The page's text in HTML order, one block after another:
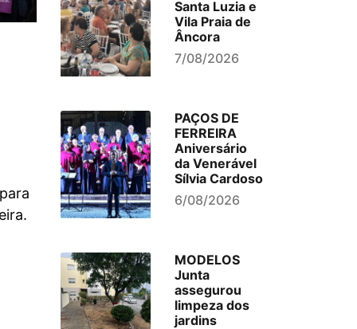
Santa Luzia e
Vila Praia de
Âncora
7/08/2026
PAÇOS DE
FERREIRA
Aniversário
da Venerável
Sílvia Cardoso
6/08/2026
MODELOS
Junta
assegurou
limpeza dos
jardins